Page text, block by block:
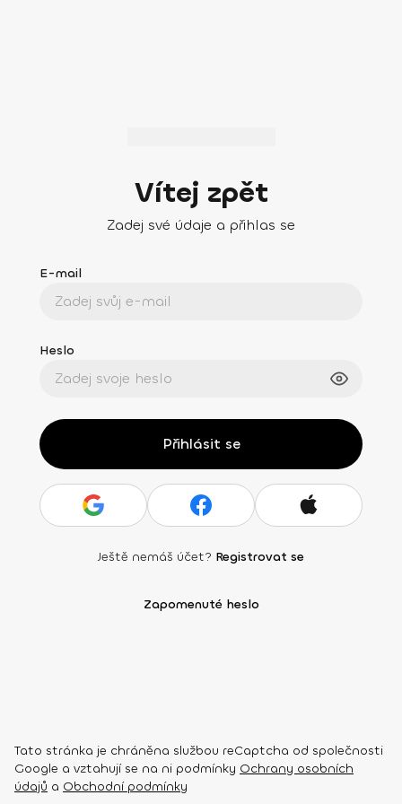
Vítej zpět
Zadej své údaje a přihlas se
E-mail
Heslo
Přihlásit se
Ještě nemáš účet? Registrovat se
Zapomenuté heslo
Tato stránka je chráněna službou reCaptcha od společnosti
Google a vztahují se na ni podmínky Ochrany osobních
údajů a Obchodní podmínky